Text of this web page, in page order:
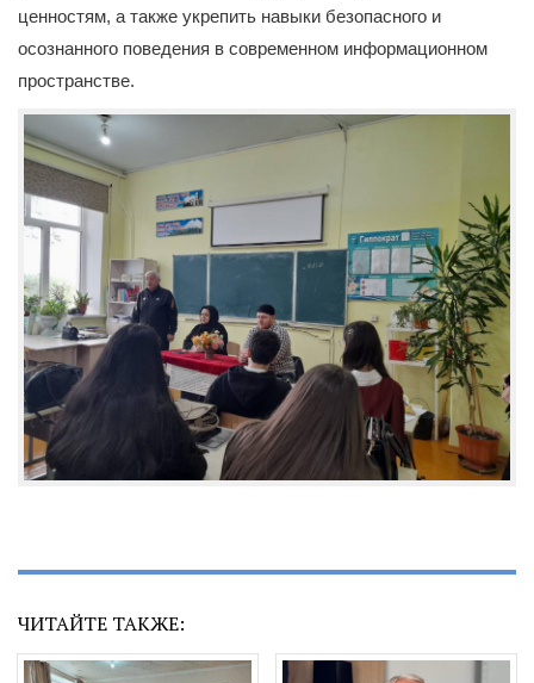
ценностям, а также укрепить навыки безопасного и
осознанного поведения в современном информационном
пространстве.
ЧИТАЙТЕ ТАКЖЕ: